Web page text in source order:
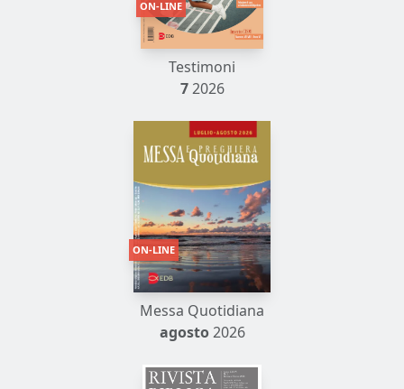
ON-LINE
Testimoni
72026
ON-LINE
Messa Quotidiana
agosto2026